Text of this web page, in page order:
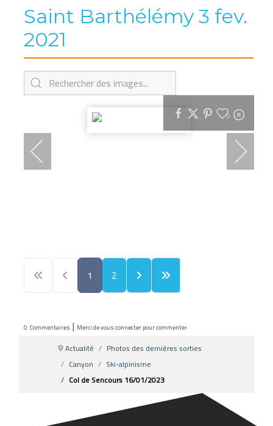
Saint Barthélémy 3 fev.
2021
0
1 2
0 Commentaires | Merci de vous connecter pour commenter
Actualité
Photos des dernières sorties
Canyon
Ski-alpinisme
Col de Sencours 16/01/2023